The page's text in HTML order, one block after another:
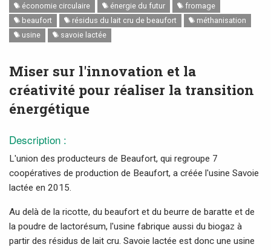
économie circulaire énergie du futur
fromage
beaufort
résidus du lait cru de beaufort
méthanisation
usine
savoie lactée
Miser sur l'innovation et la
créativité pour réaliser la transition
énergétique
Description :
L'union des producteurs de Beaufort, qui regroupe 7
coopératives de production de Beaufort, a créée l'usine Savoie
lactée en 2015.
Au delà de la ricotte, du beaufort et du beurre de baratte et de
la poudre de lactorésum, l'usine fabrique aussi du biogaz à
partir des résidus de lait cru. Savoie lactée est donc une usine